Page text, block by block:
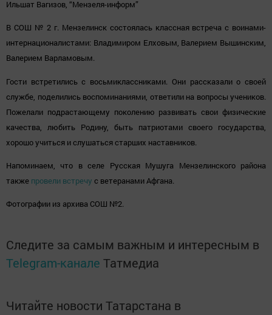
Ильшат Вагизов, “Мензеля-информ”
В СОШ № 2 г. Мензелинск состоялась классная встреча с воинами-
интернационалистами: Владимиром Елховым, Валерием Вышинским,
Валерием Варламовым.
Гости встретились с восьмиклассниками. Они рассказали о своей
службе, поделились воспоминаниями, ответили на вопросы учеников.
Пожелали подрастающему поколению развивать свои физические
качества, любить Родину, быть патриотами своего государства,
хорошо учиться и слушаться старших наставников.
Напоминаем, что в селе Русская Мушуга Мензелинского района
также провели встречу с ветеранами Афгана.
Фотографии из архива СОШ №2.
Следите за самым важным и интересным в
Telegram-канале Татмедиа
Читайте новости Татарстана в